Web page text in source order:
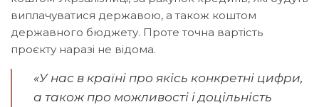
виплачуватися державою, а також коштом
державного бюджету. Проте точна вартість
проєкту наразі не відома.
«У нас в країні про якісь конкретні цифри,
а також про можливості і доцільність